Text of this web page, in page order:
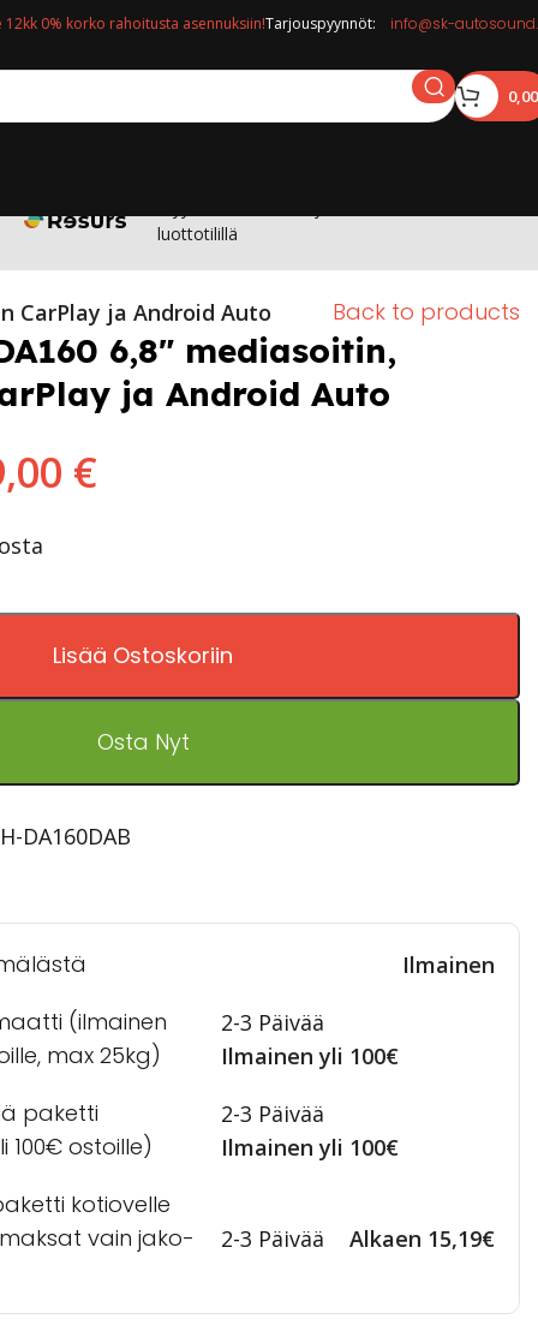
0% korko rahoitusta asennuksiin!Tarjouspyynnöt: info@sk-
luottotilillä
CarPlay ja Android Auto Back to products
6,8″ mediasoitin,
ja Android Auto
€
Lisää Ostoskoriin
Osta Nyt
DA160DAB
Ilmainen
(ilmainen
max 25kg)
2-3 Päivää
Ilmainen yli 100€
paketti
100€ ostoille)
2-3 Päivää
Ilmainen yli 100€
kotiovelle
vain jako-
2-3 Päivää Alkaen 15,19€